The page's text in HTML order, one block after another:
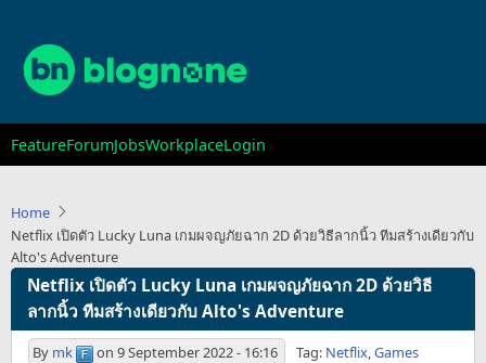
main
content
Main
navigation
FeatureForumJobsWorkplaceLogin
Home
Netflix เปิดตัว Lucky Luna เกมผจญภัยฉาก 2D ด้วยวิธีลากนิ้ว ทีมสร้างเดียวกับ
Alto's Adventure
Netflix เปิดตัว Lucky Luna เกมผจญภัยฉาก 2D ด้วยวิธี
ลากนิ้ว ทีมสร้างเดียวกับ Alto's Adventure
By mk on 9 September 2022 - 16:16 Tag: Netflix,Games